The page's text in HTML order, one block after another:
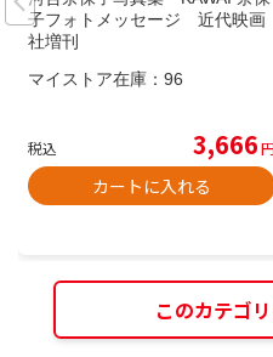
子フォトメッセージ 近代映画
社増刊
マイストア在庫： 96
税込 3,666
カートに入れる
このカテゴ